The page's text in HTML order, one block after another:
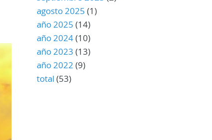
agosto 2025 (1)
año 2025 (14)
año 2024(10)
año 2023 (13)
año 2022 (9)
total (53)